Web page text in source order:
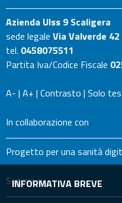
Azienda Ulss 9 Scaligera
sede legale Via Valverde
tel. 0458075511
Partita Iva/Codice Fiscale
A- | A+ | Contrasto | Solo
In collaborazione con
Progetto per una sanità
Seguici su
INFORMATIVA BREVE